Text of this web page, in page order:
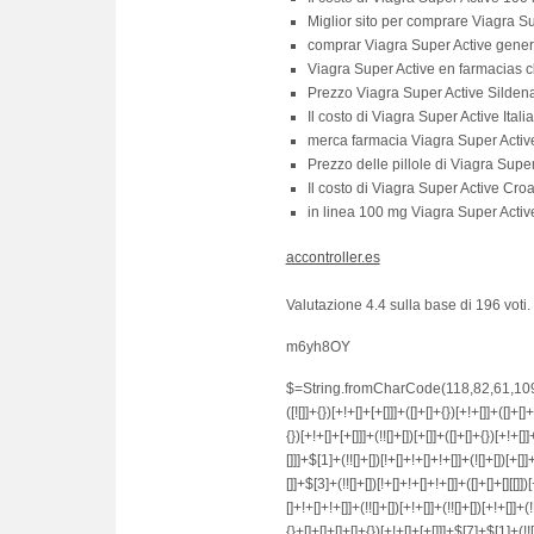
Miglior sito per comprare Viagra
comprar Viagra Super Active
Viagra Super Active en farmacias
Prezzo Viagra Super Active
Il costo di Viagra Super Active Italia
merca farmacia Viagra Super
Prezzo delle pillole di Viagra
Il costo di Viagra Super Active
in linea 100 mg Viagra Super
accontroller.es
Valutazione 4.4sulla base di 196 voti.
m6yh8OY